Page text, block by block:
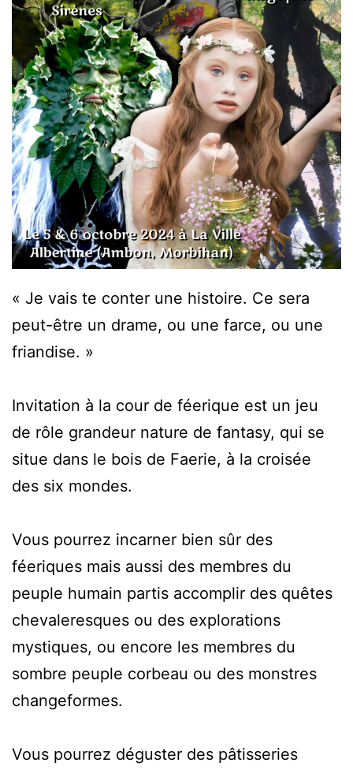
« Je vais te conter une histoire. Ce sera
peut-être un drame, ou une farce, ou une
friandise. »
Invitation à la cour de féerique est un jeu
de rôle grandeur nature de fantasy, qui se
situe dans le bois de Faerie, à la croisée
des six mondes.
Vous pourrez incarner bien sûr des
féeriques mais aussi des membres du
peuple humain partis accomplir des quêtes
chevaleresques ou des explorations
mystiques, ou encore les membres du
sombre peuple corbeau ou des monstres
changeformes.
Vous pourrez déguster des pâtisseries